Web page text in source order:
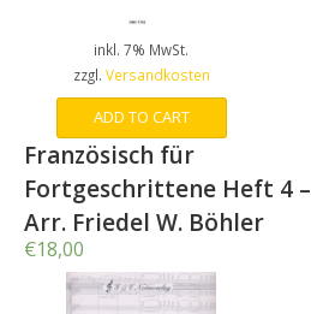
inkl. 7% MwSt.
zzgl. Versandkosten
ADD TO CART
Französisch für
Fortgeschrittene Heft 4 –
Arr. Friedel W. Böhler
€18,00